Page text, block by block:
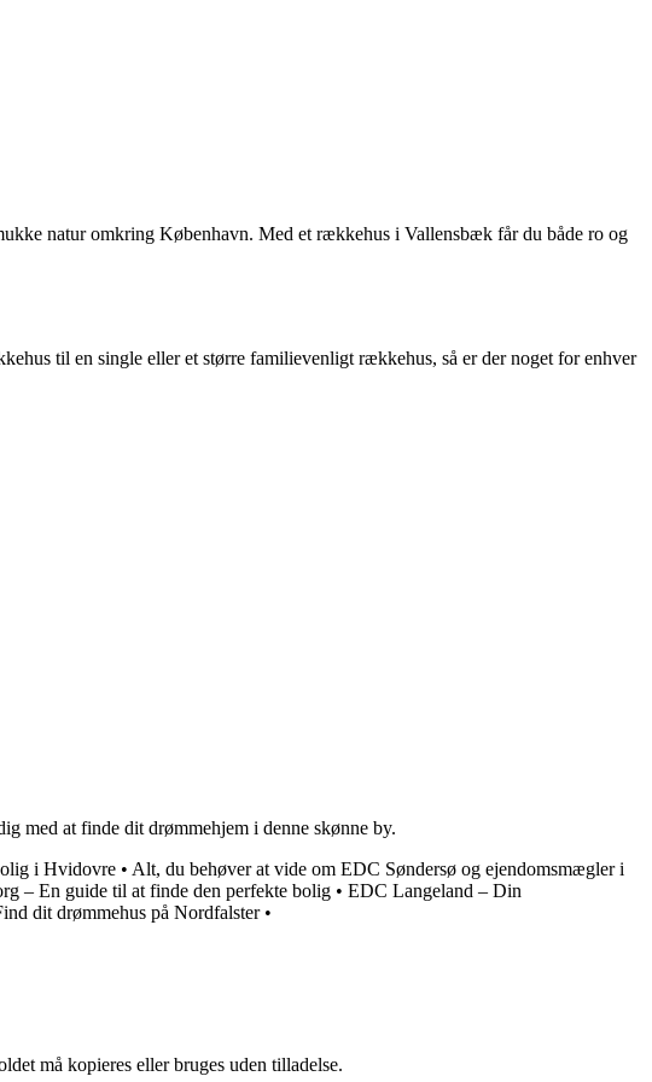
natur omkring København. Med et rækkehus i Vallensbæk får du både ro og
til en single eller et større familievenligt rækkehus, så er der noget for enhver
med at finde dit drømmehjem i denne skønne by.
i Hvidovre • Alt, du behøver at vide om EDC Søndersø og ejendomsmægler i
– En guide til at finde den perfekte bolig • EDC Langeland – Din
dit drømmehus på Nordfalster•
må kopieres eller bruges uden tilladelse.